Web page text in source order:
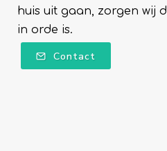
huis uit gaan, zorgen wij
in orde is.
Contact